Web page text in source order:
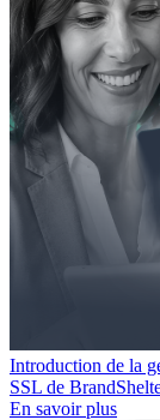
Introduction de la
SSL de
En savoir plus